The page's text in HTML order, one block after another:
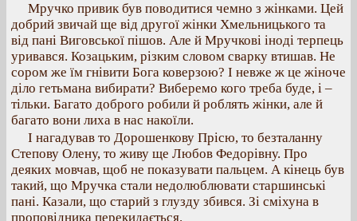
Мручко привик був поводитися чемно з жінками. Цей
добрий звичай ще від другої жінки Хмельницького та
від пані Виговської пішов. Але й Мручкові іноді терпець
уривався. Козацьким, різким словом сварку втишав. Не
сором же їм гнівити Бога коверзою? І невже ж це жіноче
діло гетьмана вибирати? Виберемо кого треба буде, і –
тільки. Багато доброго робили й роблять жінки, але й
багато вони лиха в нас накоїли.
І нагадував то Дорошенкову Прісю, то безталанну
Степову Олену, то живу ще Любов Федорівну. Про
деяких мовчав, щоб не показувати пальцем. А кінець був
такий, що Мручка стали недолюблювати старшинські
пані. Казали, що старий з глузду збився. Зі сміхуна в
проповідника перекидається.